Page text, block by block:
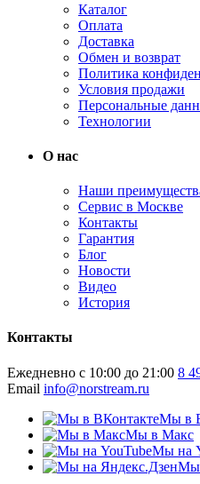
Каталог
Оплата
Доставка
Обмен и возврат
Политика
Условия продажи
Персональные
Технологии
О нас
Наши
Сервис в Москве
Контакты
Гарантия
Блог
Новости
Видео
История
Контакты
Ежедневно с 10:00 до 21:00 8
Email info@norstream.ru
Мы в
Мы в Макс
Мы на
Мы